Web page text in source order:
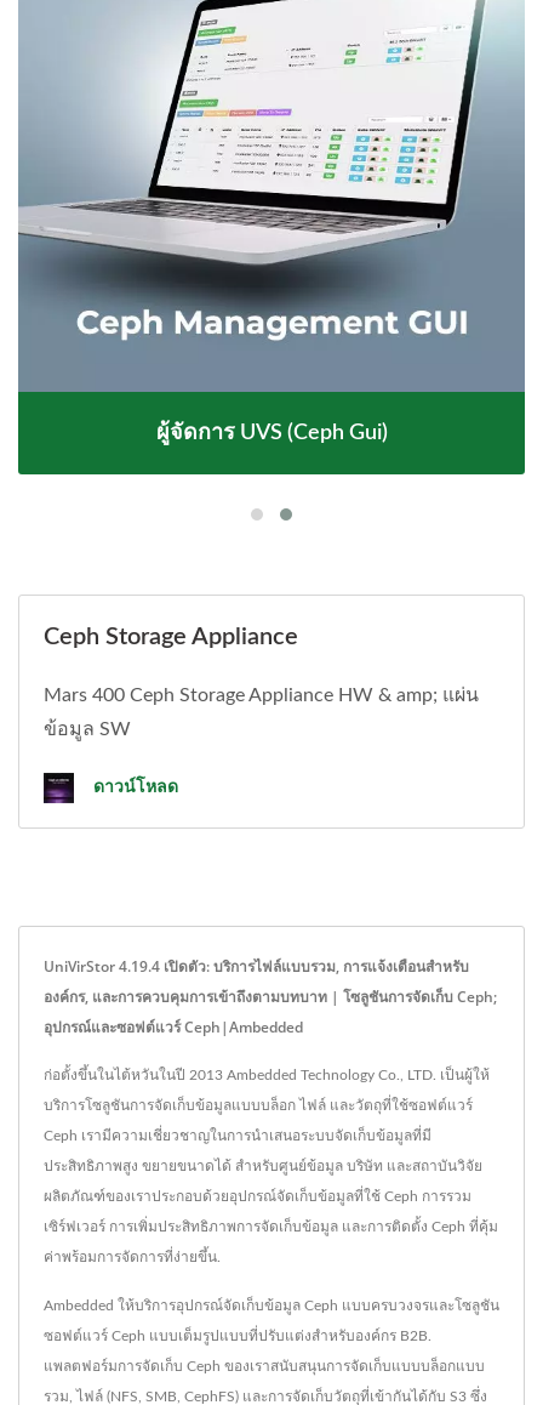
ผู้จัดการ UVS (Ceph Gui)
Ceph Storage Appliance
Mars 400 Ceph Storage Appliance HW & amp; แผ่น
ข้อมูล SW
ดาวน์โหลด
UniVirStor 4.19.4 เปิดตัว: บริการไฟล์แบบรวม, การแจ้งเตือนสำหรับ
องค์กร, และการควบคุมการเข้าถึงตามบทบาท | โซลูชันการจัดเก็บ Ceph;
อุปกรณ์และซอฟต์แวร์ Ceph|Ambedded
ก่อตั้งขึ้นในไต้หวันในปี 2013 Ambedded Technology Co., LTD. เป็นผู้ให้
บริการโซลูชันการจัดเก็บข้อมูลแบบบล็อก ไฟล์ และวัตถุที่ใช้ซอฟต์แวร์
Ceph เรามีความเชี่ยวชาญในการนำเสนอระบบจัดเก็บข้อมูลที่มี
ประสิทธิภาพสูง ขยายขนาดได้ สำหรับศูนย์ข้อมูล บริษัท และสถาบันวิจัย
ผลิตภัณฑ์ของเราประกอบด้วยอุปกรณ์จัดเก็บข้อมูลที่ใช้ Ceph การรวม
เซิร์ฟเวอร์ การเพิ่มประสิทธิภาพการจัดเก็บข้อมูล และการติดตั้ง Ceph ที่คุ้ม
ค่าพร้อมการจัดการที่ง่ายขึ้น.
Ambedded ให้บริการอุปกรณ์จัดเก็บข้อมูล Ceph แบบครบวงจรและโซลูชัน
ซอฟต์แวร์ Ceph แบบเต็มรูปแบบที่ปรับแต่งสำหรับองค์กร B2B.
แพลตฟอร์มการจัดเก็บ Ceph ของเราสนับสนุนการจัดเก็บแบบบล็อกแบบ
รวม, ไฟล์ (NFS, SMB, CephFS) และการจัดเก็บวัตถุที่เข้ากันได้กับ S3 ซึ่ง